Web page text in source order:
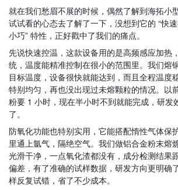
就在我们愁眉不展的时候，偶然了解到海拓小
试试看的心态去了解了一下，没想到它的 “快
小巧” 特性，正好戳中了我们的痛点。
先说快速控温，这款设备用的是高频感应加热
统，温度能精准控制在很小的范围里。我们熔
目标温度，设备很快就能达到，而且全程温度
特别均匀，再也没出现过未熔颗粒的情况。以
粉要 1 小时，现在半小时不到就能完成，研发
了。
防氧化功能也特别实用，它能搭配惰性气体保
里通上氩气，隔绝空气。我们做铝合金粉末熔
光滑干净，一点氧化渣都没有，成分检测结果
偏差，有了准确的试样数据，研发方向更明确
样反复试错，省了不少成本。